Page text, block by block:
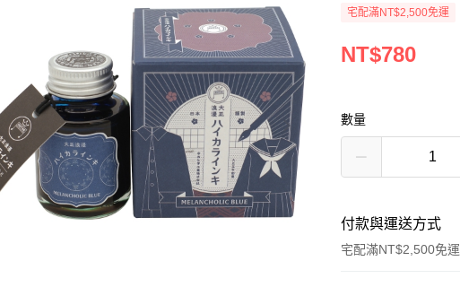
宅配滿NT$2,500免運
NT$780
數量
付款與運送方式
宅配滿NT$2,500免運